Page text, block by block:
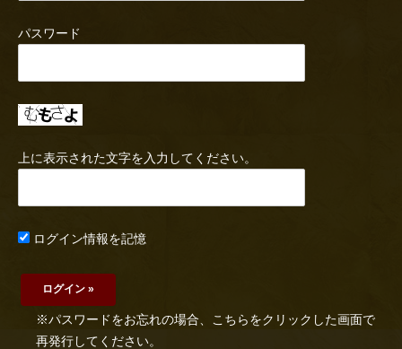
パスワード
上に表示された文字を入力してください。
ログイン情報を記憶
※パスワードをお忘れの場合、こちらをクリックした画面で
再発行してください。